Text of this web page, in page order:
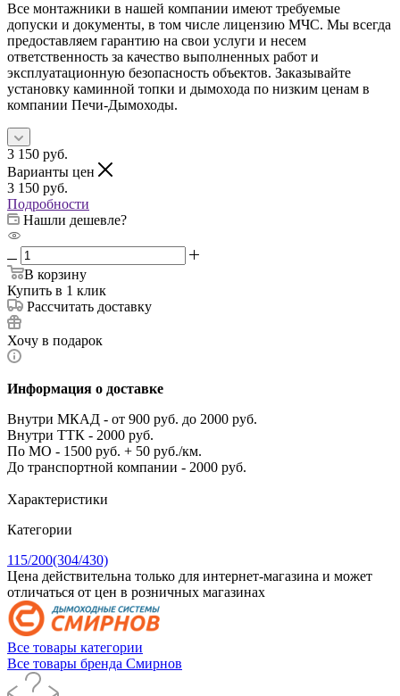
Все монтажники в нашей компании имеют требуемые
допуски и документы, в том числе лицензию МЧС. Мы всегда
предоставляем гарантию на свои услуги и несем
ответственность за качество выполненных работ и
эксплуатационную безопасность объектов. Заказывайте
установку каминной топки и дымохода по низким ценам в
компании Печи-Дымоходы.
3 150 руб.
Варианты цен
3 150 руб.
Подробности
Нашли дешевле?
В корзину
Купить в 1 клик
Рассчитать доставку
Хочу в подарок
Информация о доставке
Внутри МКАД - от 900 руб. до 2000 руб.
Внутри ТТК - 2000 руб.
По МО - 1500 руб. + 50 руб./км.
До транспортной компании - 2000 руб.
Характеристики
Категории
115/200(304/430)
Цена действительна только для интернет-магазина и может
отличаться от цен в розничных магазинах
Все товары категории
Все товары бренда Смирнов